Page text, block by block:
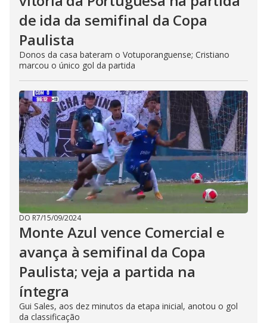
de ida da semifinal da Copa
Paulista
Donos da casa bateram o Votuporanguense; Cristiano
marcou o único gol da partida
DO R7/15/09/2024
Monte Azul vence Comercial e
avança à semifinal da Copa
Paulista; veja a partida na
íntegra
Gui Sales, aos dez minutos da etapa inicial, anotou o gol
da classificação